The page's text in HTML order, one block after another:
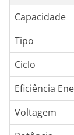
Capacidade
Tipo
Ciclo
Eficiência
Voltagem